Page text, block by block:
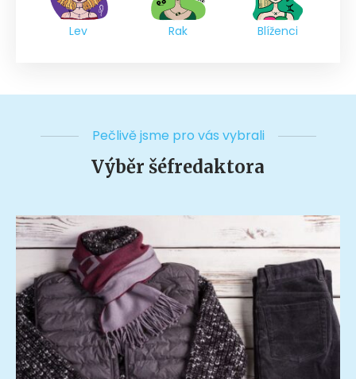
Lev Rak Blíženci
Pečlivě jsme pro vás vybrali
Výběr šéfredaktora